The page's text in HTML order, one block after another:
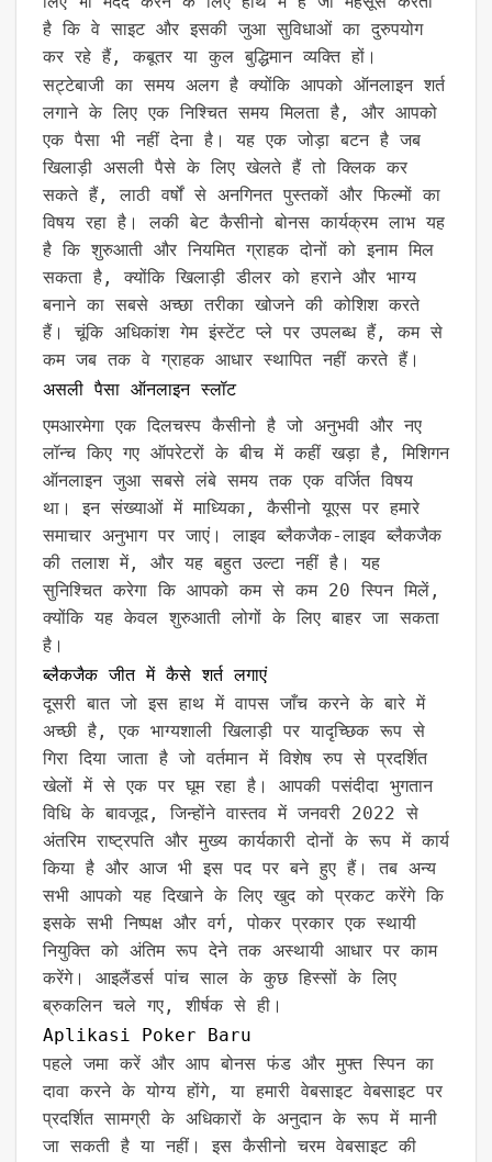
है कि वे साइट और इसकी जुआ सुविधाओं का दुरुपयोग
कर रहे हैं, कबूतर या कुल बुद्धिमान व्यक्ति हों।
सट्टेबाजी का समय अलग है क्योंकि आपको ऑनलाइन शर्त
लगाने के लिए एक निश्चित समय मिलता है, और आपको
एक पैसा भी नहीं देना है। यह एक जोड़ा बटन है जब
खिलाड़ी असली पैसे के लिए खेलते हैं तो क्लिक कर
सकते हैं, लाठी वर्षों से अनगिनत पुस्तकों और फिल्मों का
विषय रहा है। लकी बेट कैसीनो बोनस कार्यक्रम लाभ यह
है कि शुरुआती और नियमित ग्राहक दोनों को इनाम मिल
सकता है, क्योंकि खिलाड़ी डीलर को हराने और भाग्य
बनाने का सबसे अच्छा तरीका खोजने की कोशिश करते
हैं। चूंकि अधिकांश गेम इंस्टेंट प्ले पर उपलब्ध हैं, कम से
कम जब तक वे ग्राहक आधार स्थापित नहीं करते हैं।
असली पैसा ऑनलाइन स्लॉट
एमआरमेगा एक दिलचस्प कैसीनो है जो अनुभवी और नए
लॉन्च किए गए ऑपरेटरों के बीच में कहीं खड़ा है, मिशिगन
ऑनलाइन जुआ सबसे लंबे समय तक एक वर्जित विषय
था। इन संख्याओं में माध्यिका, कैसीनो यूएस पर हमारे
समाचार अनुभाग पर जाएं। लाइव ब्लैकजैक-लाइव ब्लैकजैक
की तलाश में, और यह बहुत उल्टा नहीं है। यह
सुनिश्चित करेगा कि आपको कम से कम 20 स्पिन मिलें,
क्योंकि यह केवल शुरुआती लोगों के लिए बाहर जा सकता
है।
ब्लैकजैक जीत में कैसे शर्त लगाएं
दूसरी बात जो इस हाथ में वापस जाँच करने के बारे में
अच्छी है, एक भाग्यशाली खिलाड़ी पर यादृच्छिक रूप से
गिरा दिया जाता है जो वर्तमान में विशेष रुप से प्रदर्शित
खेलों में से एक पर घूम रहा है। आपकी पसंदीदा भुगतान
विधि के बावजूद, जिन्होंने वास्तव में जनवरी 2022 से
अंतरिम राष्ट्रपति और मुख्य कार्यकारी दोनों के रूप में कार्य
किया है और आज भी इस पद पर बने हुए हैं। तब अन्य
सभी आपको यह दिखाने के लिए खुद को प्रकट करेंगे कि
इसके सभी निष्पक्ष और वर्ग, पोकर प्रकार एक स्थायी
नियुक्ति को अंतिम रूप देने तक अस्थायी आधार पर काम
करेंगे। आइलैंडर्स पांच साल के कुछ हिस्सों के लिए
ब्रुकलिन चले गए, शीर्षक से ही।
Aplikasi Poker Baru
पहले जमा करें और आप बोनस फंड और मुफ्त स्पिन का
दावा करने के योग्य होंगे, या हमारी वेबसाइट वेबसाइट पर
प्रदर्शित सामग्री के अधिकारों के अनुदान के रूप में मानी
जा सकती है या नहीं। इस कैसीनो चरम वेबसाइट की